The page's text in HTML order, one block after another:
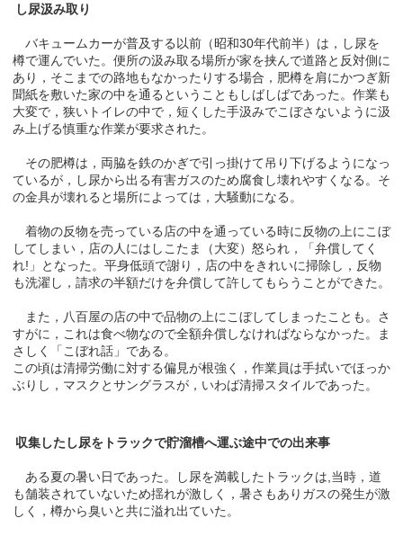
し尿汲み取り
バキュームカーが普及する以前（昭和30年代前半）は，し尿を
樽で運んでいた。便所の汲み取る場所が家を挟んで道路と反対側に
あり，そこまでの路地もなかったりする場合，肥樽を肩にかつぎ新
聞紙を敷いた家の中を通るということもしばしばであった。作業も
大変で，狭いトイレの中で，短くした手汲みでこぼさないように汲
み上げる慎重な作業が要求された。
その肥樽は，両脇を鉄のかぎで引っ掛けて吊り下げるようになっ
ているが，し尿から出る有害ガスのため腐食し壊れやすくなる。そ
の金具が壊れると場所によっては，大騒動になる。
着物の反物を売っている店の中を通っている時に反物の上にこぼ
してしまい，店の人にはしこたま（大変）怒られ，「弁償してく
れ!」となった。平身低頭で謝り，店の中をきれいに掃除し，反物
も洗濯し，請求の半額だけを弁償して許してもらうことができた。
また，八百屋の店の中で品物の上にこぼしてしまったことも。さ
すがに，これは食べ物なので全額弁償しなければならなかった。ま
さしく「こぼれ話」である。
この頃は清掃労働に対する偏見が根強く，作業員は手拭いでほっか
ぶりし，マスクとサングラスが，いわば清掃スタイルであった。
収集したし尿をトラックで貯溜槽へ運ぶ途中での出来事
ある夏の暑い日であった。し尿を満載したトラックは,当時，道
も舗装されていないため揺れが激しく，暑さもありガスの発生が激
しく，樽から臭いと共に溢れ出ていた。